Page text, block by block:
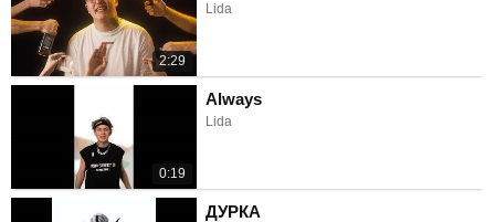
2:29
Lida
0:19
Always
Lida
ДУРКА